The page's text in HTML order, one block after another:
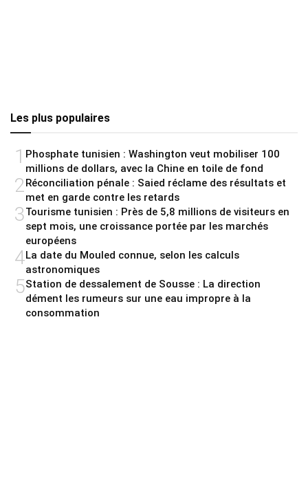
Les plus populaires
1 Phosphate tunisien : Washington veut mobiliser 100
millions de dollars, avec la Chine en toile de fond
2 Réconciliation pénale : Saied réclame des résultats et
met en garde contre les retards
3Tourisme tunisien : Près de 5,8 millions de visiteurs en
sept mois, une croissance portée par les marchés
européens
4La date du Mouled connue, selon les calculs
astronomiques
5Station de dessalement de Sousse : La direction
dément les rumeurs sur une eau impropre à la
consommation